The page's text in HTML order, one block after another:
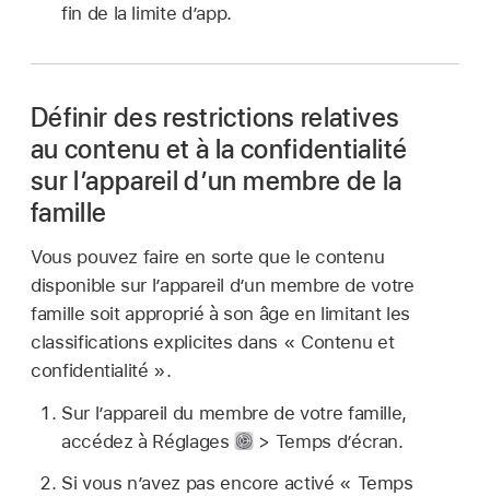
fin de la limite d’app.
Définir des restrictions relatives
au contenu et à la confidentialité
sur l’appareil d’un membre de la
famille
Vous pouvez faire en sorte que le contenu
disponible sur l’appareil d’un membre de votre
famille soit approprié à son âge en limitant les
classifications explicites dans « Contenu et
confidentialité ».
Sur l’appareil du membre de votre famille,
accédez à Réglages
> Temps d’écran.
Si vous n’avez pas encore activé « Temps